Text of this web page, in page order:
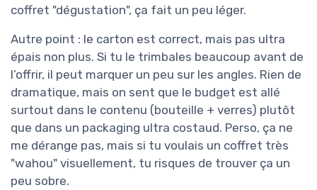
coffret "dégustation", ça fait un peu léger.
Autre point : le carton est correct, mais pas ultra
épais non plus. Si tu le trimbales beaucoup avant de
l’offrir, il peut marquer un peu sur les angles. Rien de
dramatique, mais on sent que le budget est allé
surtout dans le contenu (bouteille + verres) plutôt
que dans un packaging ultra costaud. Perso, ça ne
me dérange pas, mais si tu voulais un coffret très
"wahou" visuellement, tu risques de trouver ça un
peu sobre.